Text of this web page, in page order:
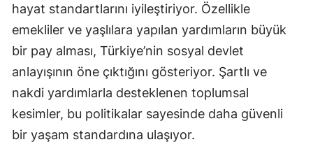
hayat standartlarını iyileştiriyor. Özellikle
emekliler ve yaşlılara yapılan yardımların büyük
bir pay alması, Türkiye’nin sosyal devlet
anlayışının öne çıktığını gösteriyor. Şartlı ve
nakdi yardımlarla desteklenen toplumsal
kesimler, bu politikalar sayesinde daha güvenli
bir yaşam standardına ulaşıyor.